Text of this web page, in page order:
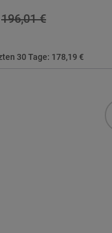
196,01 €
30 Tage: 178,19 €